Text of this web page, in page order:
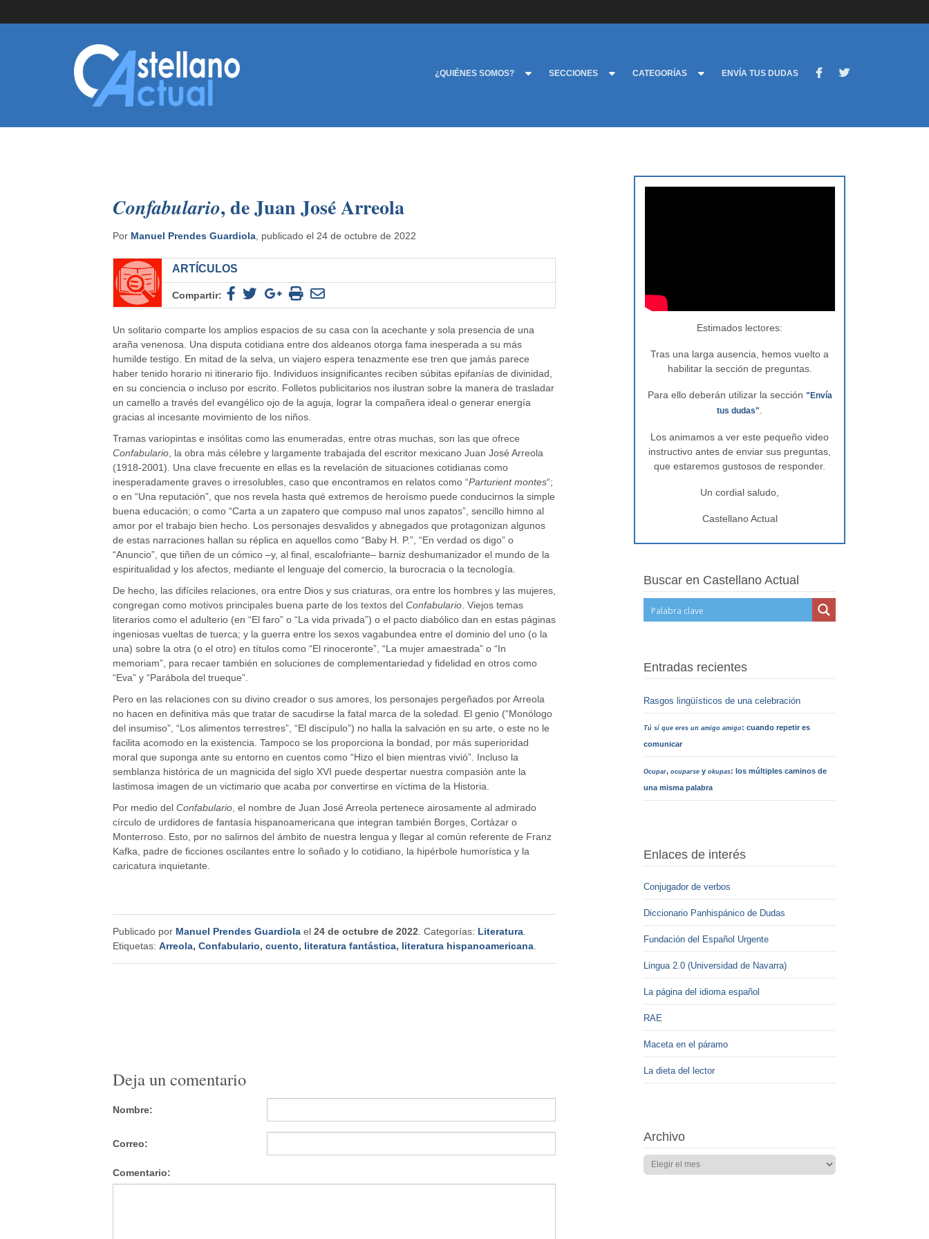
¿QUIÉNES SOMOS? SECCIONES CATEGORÍAS ENVÍA TUS DUDAS
Confabulario, de Juan José Arreola
Por Manuel Prendes Guardiola, publicado el 24 de octubre de 2022
ARTÍCULOS
Compartir:
Un solitario comparte los amplios espacios de su casa con la acechante y sola presencia de una
araña venenosa. Una disputa cotidiana entre dos aldeanos otorga fama inesperada a su más
humilde testigo. En mitad de la selva, un viajero espera tenazmente ese tren que jamás parece
haber tenido horario ni itinerario fijo. Individuos insignificantes reciben súbitas epifanías de divinidad,
en su conciencia o incluso por escrito. Folletos publicitarios nos ilustran sobre la manera de trasladar
un camello a través del evangélico ojo de la aguja, lograr la compañera ideal o generar energía
gracias al incesante movimiento de los niños.
Tramas variopintas e insólitas como las enumeradas, entre otras muchas, son las que ofrece
Confabulario, la obra más célebre y largamente trabajada del escritor mexicano Juan José Arreola
(1918-2001). Una clave frecuente en ellas es la revelación de situaciones cotidianas como
inesperadamente graves o irresolubles, caso que encontramos en relatos como “Parturient montes“;
o en “Una reputación”, que nos revela hasta qué extremos de heroísmo puede conducirnos la simple
buena educación; o como “Carta a un zapatero que compuso mal unos zapatos”, sencillo himno al
amor por el trabajo bien hecho. Los personajes desvalidos y abnegados que protagonizan algunos
de estas narraciones hallan su réplica en aquellos como “Baby H. P.”, “En verdad os digo” o
“Anuncio”, que tiñen de un cómico –y, al final, escalofriante– barniz deshumanizador el mundo de la
espiritualidad y los afectos, mediante el lenguaje del comercio, la burocracia o la tecnología.
De hecho, las difíciles relaciones, ora entre Dios y sus criaturas, ora entre los hombres y las mujeres,
congregan como motivos principales buena parte de los textos del Confabulario. Viejos temas
literarios como el adulterio (en “El faro” o “La vida privada”) o el pacto diabólico dan en estas páginas
ingeniosas vueltas de tuerca; y la guerra entre los sexos vagabundea entre el dominio del uno (o la
una) sobre la otra (o el otro) en títulos como “El rinoceronte”, “La mujer amaestrada” o “In
memoriam”, para recaer también en soluciones de complementariedad y fidelidad en otros como
“Eva” y “Parábola del trueque”.
Pero en las relaciones con su divino creador o sus amores, los personajes pergeñados por Arreola
no hacen en definitiva más que tratar de sacudirse la fatal marca de la soledad. El genio (“Monólogo
del insumiso”, “Los alimentos terrestres”, “El discípulo”) no halla la salvación en su arte, o este no le
facilita acomodo en la existencia. Tampoco se los proporciona la bondad, por más superioridad
moral que suponga ante su entorno en cuentos como “Hizo el bien mientras vivió”. Incluso la
semblanza histórica de un magnicida del siglo XVI puede despertar nuestra compasión ante la
lastimosa imagen de un victimario que acaba por convertirse en víctima de la Historia.
Por medio del Confabulario, el nombre de Juan José Arreola pertenece airosamente al admirado
círculo de urdidores de fantasía hispanoamericana que integran también Borges, Cortázar o
Monterroso. Esto, por no salirnos del ámbito de nuestra lengua y llegar al común referente de Franz
Kafka, padre de ficciones oscilantes entre lo soñado y lo cotidiano, la hipérbole humorística y la
caricatura inquietante.
Publicado por Manuel Prendes Guardiolael 24 de octubre de 2022 . Categorías: Literatura.
Etiquetas: Arreola, Confabulario, cuento, literatura fantástica, literatura hispanoamericana.
Deja un comentario
Nombre:
Correo:
Comentario:
Estimados lectores:
Tras una larga ausencia, hemos vuelto a
habilitar la sección de preguntas.
Para ello deberán utilizar la sección "Envía
tus dudas"
Los animamos a ver este pequeño video
instructivo antes de enviar sus preguntas,
que estaremos gustosos de responder.
Un cordial saludo,
Castellano Actual
Buscar en Castellano Actual
Entradas recientes
Rasgos lingüísticos de una celebración
Tú sí que eres un amigo amigo: cuando repetir es
comunicar
Ocupar, ocuparsey okupas: los múltiples caminos de
una misma palabra
Enlaces de interés
Conjugador de verbos
Diccionario Panhispánico de Dudas
Fundación del Español Urgente
Lingua 2.0 (Universidad de Navarra)
La página del idioma español
RAE
Maceta en el páramo
La dieta del lector
Archivo